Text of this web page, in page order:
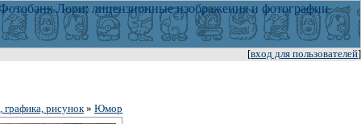
[вход для пользователей]
рисунок» Юмор